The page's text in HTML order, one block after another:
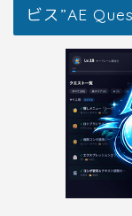
ビス”AE